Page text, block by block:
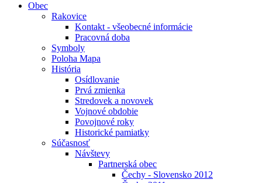
Obec
Rakovice
Kontakt - všeobecné informácie
Pracovná doba
Symboly
Poloha Mapa
História
Osídlovanie
Prvá zmienka
Stredovek a novovek
Vojnové obdobie
Povojnové roky
Historické pamiatky
Súčasnosť
Návštevy
Partnerská obec
Čechy - Slovensko 2012